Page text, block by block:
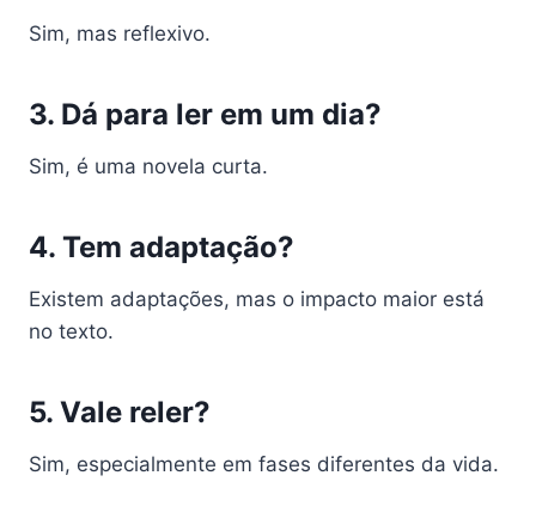
Sim, mas reflexivo.
3. Dá para ler em um dia?
Sim, é uma novela curta.
4. Tem adaptação?
Existem adaptações, mas o impacto maior está
no texto.
5. Vale reler?
Sim, especialmente em fases diferentes da vida.